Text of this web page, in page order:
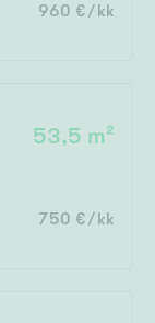
960 €/kk
53,5 m²
750 €/kk